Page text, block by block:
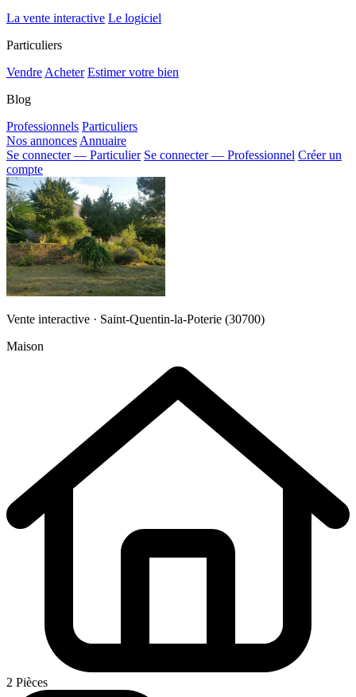
La vente interactive Le logiciel
Particuliers
Vendre Acheter Estimer votre bien
Blog
Professionnels Particuliers
Nos annonces Annuaire
Se connecter — Particulier Se connecter — Professionnel Créer un
compte
Vente interactive · Saint-Quentin-la-Poterie (30700)
Maison
2 Pièces